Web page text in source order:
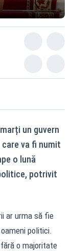
un guvern
va fi numit
o lună
potrivit
ar urma să fie
politici.
o majoritate